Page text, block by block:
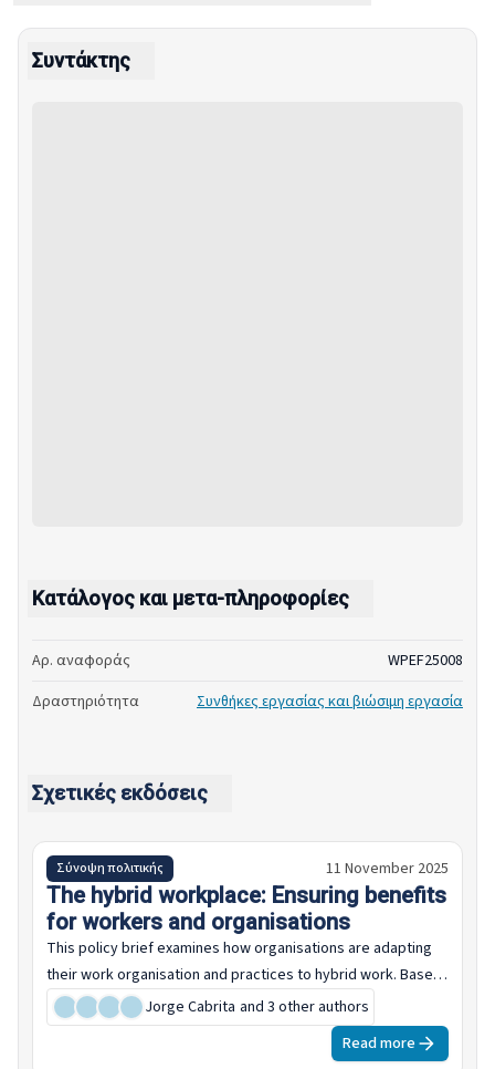
Συντάκτης
Κατάλογος και μετα-πληροφορίες
Αρ. αναφοράς
WPEF25008
Δραστηριότητα
Συνθήκες εργασίας και βιώσιμη εργασία
Σχετικές εκδόσεις
Σύνοψη πολιτικής 11 November 2025
The hybrid workplace: Ensuring benefits
for workers and organisations
Jorge Cabrita and 3 other authors
This policy brief examines how organisations are adapting
their work organisation and practices to hybrid work. Based
on case studies and on data from the European Working
Conditions Survey (EWCS) 2024, it examines how hybrid work
is being managed in organisations and profiles important
Read more